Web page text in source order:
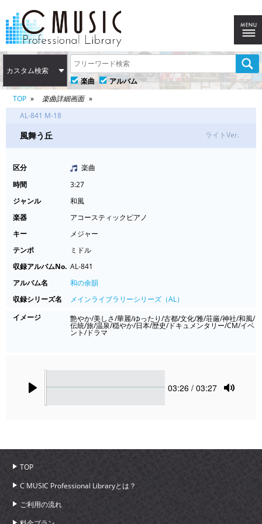
カスタム検索
楽曲
アルバム
TOP
楽曲詳細画面
AL-841 M-18
風舞う丘 ライトVer.
区分
楽曲
時間
3:27
ジャンル
和風
楽器
アコースティックピアノ
キー
メジャー
テンポ
ミドル
収録アルバムNo. AL-841
アルバム名
和の余韻
収録シリーズ名
メインライブラリーシリーズ（AL）
イメージ
艶やか/美しさ/華麗/ゆったり/古都/文化/雅/荘厳/神社/和風/
伝統/旅/温泉/穏やか/日本/歴史/ドキュメンタリー/CM/イベ
ント/ドラマ
Current
03:26 / 03:27
TOP
C MUSIC Professional Libraryとは？
ご利用の流れ